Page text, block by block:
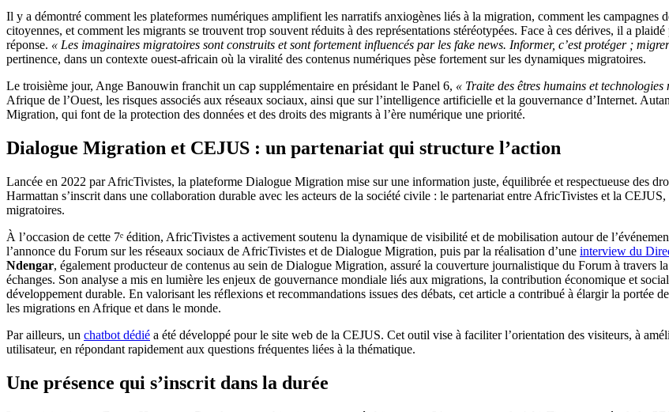
Il y a démontré comment les plateformes numériques amplifient les narratifs anxiogènes liés à la migration, comment les
citoyennes, et comment les migrants se trouvent trop souvent réduits à des représentations stéréotypées. Face à ces dérives, il a
réponse. « Les imaginaires migratoires sont construits et sont fortement influencés par les fake news. Informer, c’est protéger ;
pertinence, dans un contexte ouest-africain où la viralité des contenus numériques pèse fortement sur les dynamiques migratoires.
Le troisième jour, Ange Banouwin franchit un cap supplémentaire en présidant le Panel 6, « Traite des êtres humains et technologies
Afrique de l’Ouest, les risques associés aux réseaux sociaux, ainsi que sur l’intelligence artificielle et la gouvernance d’Internet.
Migration, qui font de la protection des données et des droits des migrants à l’ère numérique une priorité.
Dialogue Migration et CEJUS : un partenariat qui structure l’action
Lancée en 2022 par AfricTivistes, la plateforme Dialogue Migration mise sur une information juste, équilibrée et respectueuse des
Harmattan s’inscrit dans une collaboration durable avec les acteurs de la société civile : le partenariat entre AfricTivistes et la
migratoires.
À l’occasion de cette 7ᵉ édition, AfricTivistes a activement soutenu la dynamique de visibilité et de mobilisation autour de
l’annonce du Forum sur les réseaux sociaux de AfricTivistes et de Dialogue Migration, puis par la réalisation d’une interview du
Ndengar, également producteur de contenus au sein de Dialogue Migration, assuré la couverture journalistique du Forum à travers
échanges. Son analyse a mis en lumière les enjeux de gouvernance mondiale liés aux migrations, la contribution économique et
développement durable. En valorisant les réflexions et recommandations issues des débats, cet article a contribué à élargir la portée
les migrations en Afrique et dans le monde.
Par ailleurs, un chatbot dédié a été développé pour le site web de la CEJUS. Cet outil vise à faciliter l’orientation des visiteurs, à
utilisateur, en répondant rapidement aux questions fréquentes liées à la thématique.
Une présence qui s’inscrit dans la durée